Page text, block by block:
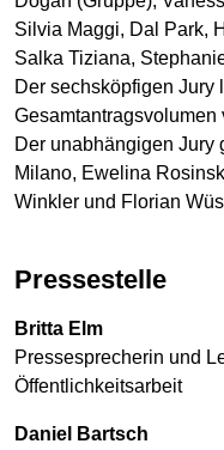
Silvia Maggi, Dal Park,
Salka Tiziana,
Der sechsköpfigen Jury
Gesamtantragsvolumen
Der unabhängigen Jury
Milano, Ewelina
Winkler und Florian
Pressestelle
Britta Elm
Pressesprecherin und
Öffentlichkeitsarbeit
Daniel Bartsch